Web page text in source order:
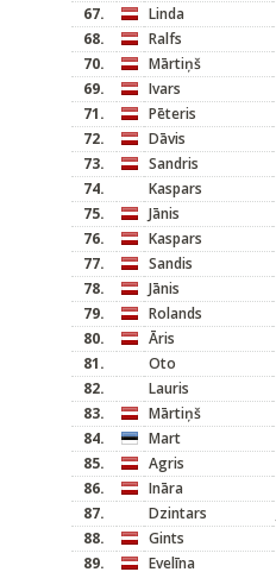
67.
Linda
68.
Ralfs
70.
Mārtiņš
69.
Ivars
71.
Pēteris
72.
Dāvis
73.
Sandris
74.
Kaspars
75.
Jānis
76.
Kaspars
77.
Sandis
78.
Jānis
79.
Rolands
80.
Āris
81.
Oto
82.
Lauris
83.
Mārtiņš
84.
Mart
85.
Agris
86.
Ināra
87.
Dzintars
88.
Gints
89.
Evelīna